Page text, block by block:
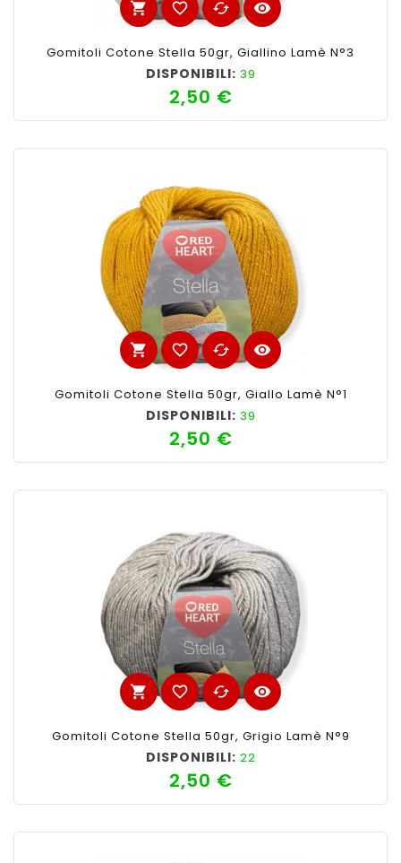
shopping_cart favorite_border cached visibility
Gomitoli Cotone Stella 50gr, Giallino Lamè N°3
DISPONIBILI: 39
2,50 €Prezzo
shopping_cart favorite_border cached visibility
Gomitoli Cotone Stella 50gr, Giallo Lamè N°1
DISPONIBILI: 39
2,50 €Prezzo
shopping_cart favorite_border cached visibility
Gomitoli Cotone Stella 50gr, Grigio Lamè N°9
DISPONIBILI: 22
2,50 €Prezzo